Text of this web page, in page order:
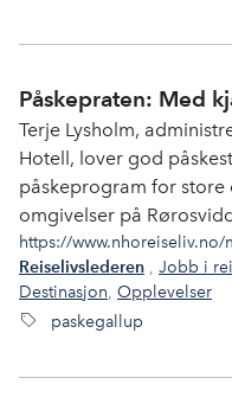
Påskepraten: Med
Terje Lysholm,
Hotell, lover god
påskeprogram for store
omgivelser på
https://
Reiselivslederen , Jobb i
Destinasjon, Opplevelser
paskegallup